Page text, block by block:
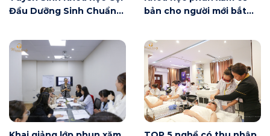
Đầu Dưỡng Sinh Chuẩn
bản cho người mới bắt
có gì?